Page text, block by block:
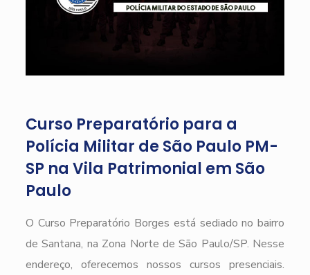
Curso Preparatório para a
Polícia Militar de São Paulo PM-
SP na Vila Patrimonial em São
Paulo
O Curso Preparatório Borges está sediado no bairro
de Santana, na Zona Norte de São Paulo/SP. Nesse
endereço, oferecemos nossos cursos presenciais.